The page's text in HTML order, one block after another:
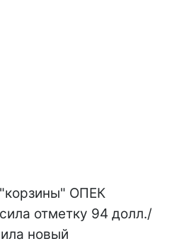
ОПЕК
отметку 94 долл./
новый